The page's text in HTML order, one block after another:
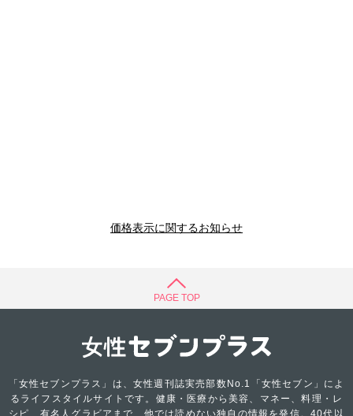
価格表示に関するお知らせ
PAGE TOP
「女性セブンプラス」は、女性週刊誌実売部数No.1「女性セブン」によ
るライフスタイルサイトです。健康・医療から美容、マネー、料理・レ
シピ、有名人グラビアまで、他では読めない独自の情報を発信。40代以